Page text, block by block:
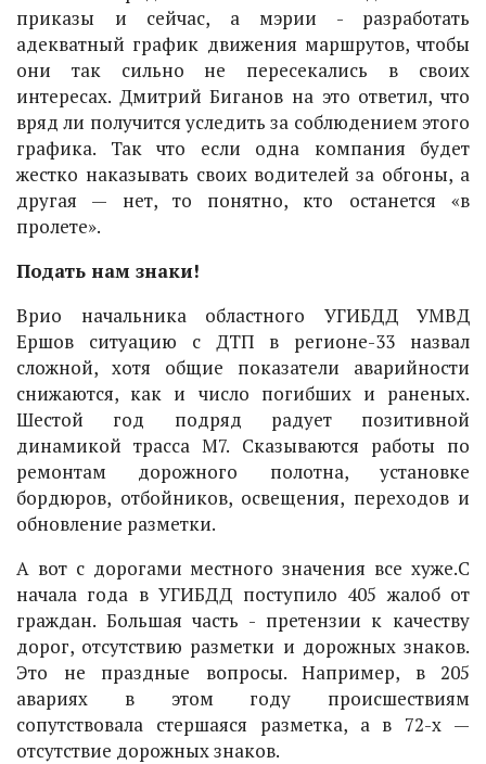
приказы и сейчас, а мэрии - разработать
адекватный график движения маршрутов, чтобы
они так сильно не пересекались в своих
интересах. Дмитрий Биганов на это ответил, что
вряд ли получится уследить за соблюдением этого
графика. Так что если одна компания будет
жестко наказывать своих водителей за обгоны, а
другая — нет, то понятно, кто останется «в
пролете».
Подать нам знаки!
Врио начальника областного УГИБДД УМВД
Ершов ситуацию с ДТП в регионе-33 назвал
сложной, хотя общие показатели аварийности
снижаются, как и число погибших и раненых.
Шестой год подряд радует позитивной
динамикой трасса М7. Сказываются работы по
ремонтам дорожного полотна, установке
бордюров, отбойников, освещения, переходов и
обновление разметки.
А вот с дорогами местного значения все хуже.С
начала года в УГИБДД поступило 405 жалоб от
граждан. Большая часть - претензии к качеству
дорог, отсутствию разметки и дорожных знаков.
Это не праздные вопросы. Например, в 205
авариях в этом году происшествиям
сопутствовала стершаяся разметка, а в 72-х —
отсутствие дорожных знаков.